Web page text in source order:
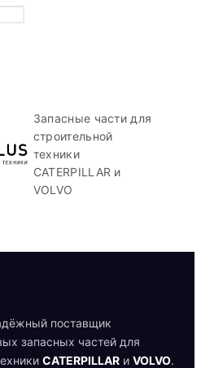
Запасные части для
строительной
техники
CATERPILLAR и
VOLVO
поставщик
запасных частей для
CATERPILLAR и VOLVO.